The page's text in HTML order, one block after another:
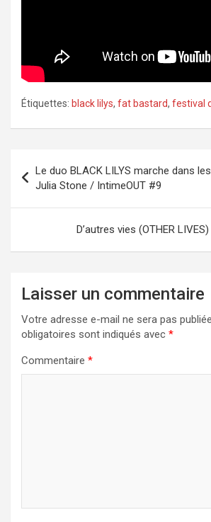
Étiquettes: black lilys, fat bastard, festival
de
l’article
Le duo BLACK LILYS marche dans
Julia Stone / IntimeOUT #9
D’autres vies (OTHER
Laisser un commentaire
Votre adresse e-mail ne sera pas
obligatoires sont indiqués avec *
Commentaire *